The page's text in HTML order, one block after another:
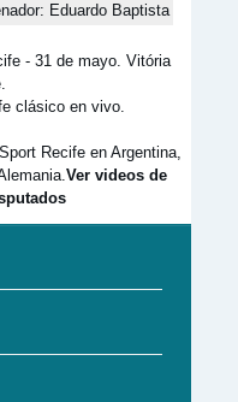
Eduardo Baptista
- 31 de mayo. Vitória
clásico en vivo.
Recife en Argentina,
Ver videos de